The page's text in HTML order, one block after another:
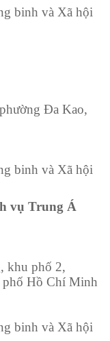
binh và Xã hội
Đa Kao,
binh và Xã hội
vụ Trung Á
khu phố 2,
phố Hồ Chí Minh
binh và Xã hội